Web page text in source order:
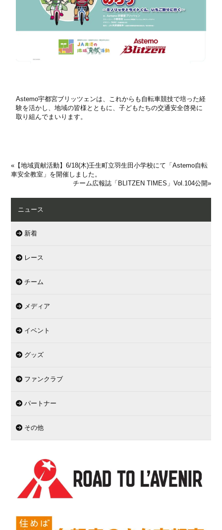
Astemo宇都宮ブリッツェンは、これからも自転車競技で培った経
験を活かし、地域の皆様とともに、子どもたちの交通安全啓発に
取り組んでまいります。
« 【地域貢献活動】6/18(木)壬生町立羽生田小学校にて「Astemo自転
車安全教室」を開催しました。
チーム広報誌「BLITZEN TIMES」Vol.104公開»
ニュース
新着
レース
チーム
メディア
イベント
グッズ
ファンクラブ
パートナー
その他